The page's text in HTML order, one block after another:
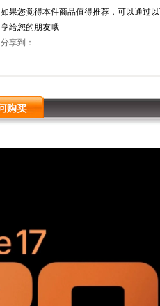
如果您觉得本件商品值得推荐，可以通过
享给您的朋友哦
分享到：